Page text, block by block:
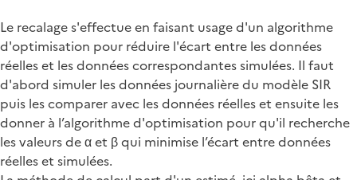
Le recalage s'effectue en faisant usage d'un algorithme
d'optimisation pour réduire l'écart entre les données
réelles et les données correspondantes simulées. Il faut
d'abord simuler les données journalière du modèle SIR
puis les comparer avec les données réelles et ensuite les
donner à l’algorithme d'optimisation pour qu'il recherche
les valeurs de α et β qui minimise l’écart entre données
réelles et simulées.